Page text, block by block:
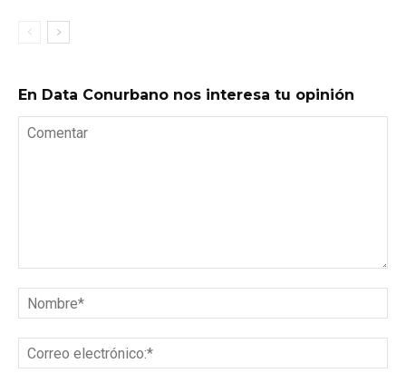
En Data Conurbano nos interesa tu opinión